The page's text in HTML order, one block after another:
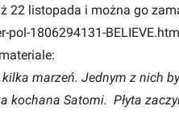
22 listopada i można go
1806294131-BELIEVE.html
kilka marzeń. Jednym z nich
kochana Satomi. Płyta